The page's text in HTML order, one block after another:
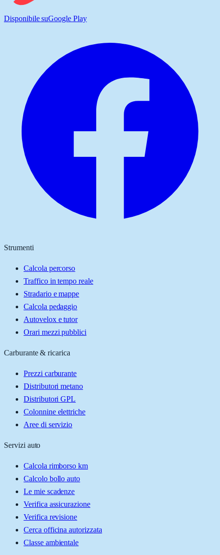
Disponibile suGoogle Play
Strumenti
Calcola percorso
Traffico in tempo reale
Stradario e mappe
Calcola pedaggio
Autovelox e tutor
Orari mezzi pubblici
Carburante & ricarica
Prezzi carburante
Distributori metano
Distributori GPL
Colonnine elettriche
Aree di servizio
Servizi auto
Calcola rimborso km
Calcolo bollo auto
Le mie scadenze
Verifica assicurazione
Verifica revisione
Cerca officina autorizzata
Classe ambientale